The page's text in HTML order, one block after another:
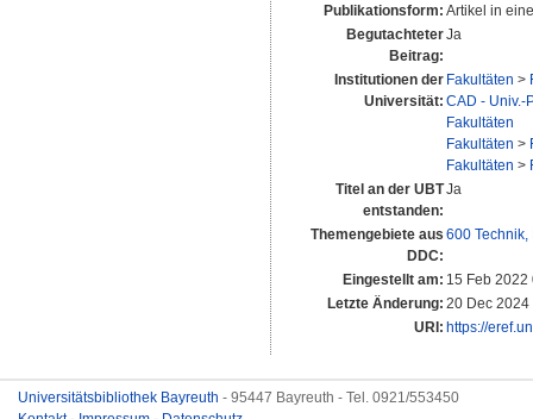
Publikationsform: Artikel in
Begutachteter
Beitrag:
Ja
Institutionen der
Universität:
Fakultäten >
CAD - Univ.-
Fakultäten
Fakultäten >
Fakultäten >
Titel an der UBT
entstanden:
Ja
Themengebiete aus
DDC:
600
Eingestellt am: 15 Feb 2022
Letzte Änderung: 20 Dec 2024
URI: https://
Universitätsbibliothek Bayreuth - 95447 Bayreuth - Tel. 0921/553450